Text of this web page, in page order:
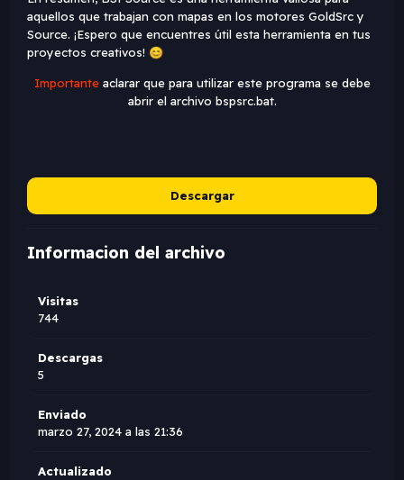
aquellos que trabajan con mapas en los motores GoldSrc y
Source. ¡Espero que encuentres útil esta herramienta en tus
proyectos creativos! 😊
Importanteaclarar que para utilizar este programa se debe
abrir el archivo bspsrc.bat.
Descargar
Informacion del archivo
Visitas
744
Descargas
5
Enviado
marzo 27, 2024 a las 21:36
Actualizado